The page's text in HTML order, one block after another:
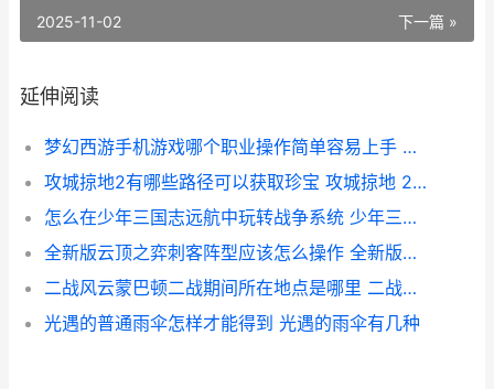
下一篇 »
2025-11-02
延伸阅读
梦幻西游手机游戏哪个职业操作简单容易上手 梦幻西游手机游苹果
攻城掠地2有哪些路径可以获取珍宝 攻城掠地 225 229
怎么在少年三国志远航中玩转战争系统 少年三国游戏
全新版云顶之弈刺客阵型应该怎么操作 全新版云顶之弈阵容推荐
二战风云蒙巴顿二战期间所在地点是哪里 二战风云人物巴顿
光遇的普通雨伞怎样才能得到 光遇的雨伞有几种